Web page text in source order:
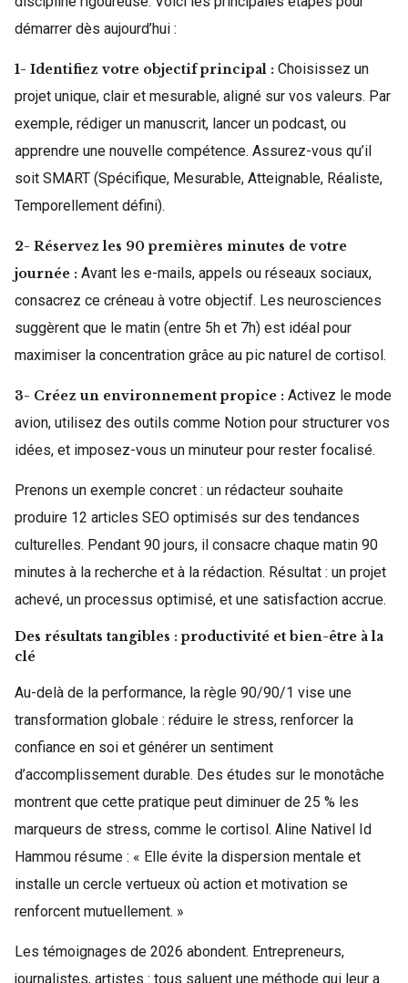
démarrer dès aujourd’hui :
1- Identifiez votre objectif principal : Choisissez un
projet unique, clair et mesurable, aligné sur vos valeurs. Par
exemple, rédiger un manuscrit, lancer un podcast, ou
apprendre une nouvelle compétence. Assurez-vous qu’il
soit SMART (Spécifique, Mesurable, Atteignable, Réaliste,
Temporellement défini).
2- Réservez les 90 premières minutes de votre
journée : Avant les e-mails, appels ou réseaux sociaux,
consacrez ce créneau à votre objectif. Les neurosciences
suggèrent que le matin (entre 5h et 7h) est idéal pour
maximiser la concentration grâce au pic naturel de cortisol.
3- Créez un environnement propice : Activez le mode
avion, utilisez des outils comme Notion pour structurer vos
idées, et imposez-vous un minuteur pour rester focalisé.
Prenons un exemple concret : un rédacteur souhaite
produire 12 articles SEO optimisés sur des tendances
culturelles. Pendant 90 jours, il consacre chaque matin 90
minutes à la recherche et à la rédaction. Résultat : un projet
achevé, un processus optimisé, et une satisfaction accrue.
Des résultats tangibles : productivité et bien-être à la
clé
Au-delà de la performance, la règle 90/90/1 vise une
transformation globale : réduire le stress, renforcer la
confiance en soi et générer un sentiment
d’accomplissement durable. Des études sur le monotâche
montrent que cette pratique peut diminuer de 25 % les
marqueurs de stress, comme le cortisol. Aline Nativel Id
Hammou résume : « Elle évite la dispersion mentale et
installe un cercle vertueux où action et motivation se
renforcent mutuellement. »
Les témoignages de 2026 abondent. Entrepreneurs,
journalistes, artistes : tous saluent une méthode qui leur a